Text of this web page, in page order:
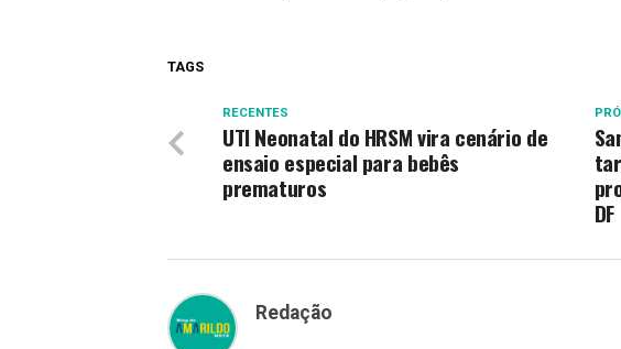
TAGS
DF
RECENTES
UTI Neonatal do HRSM vira cenário de
ensaio especial para bebês
prematuros
Redação